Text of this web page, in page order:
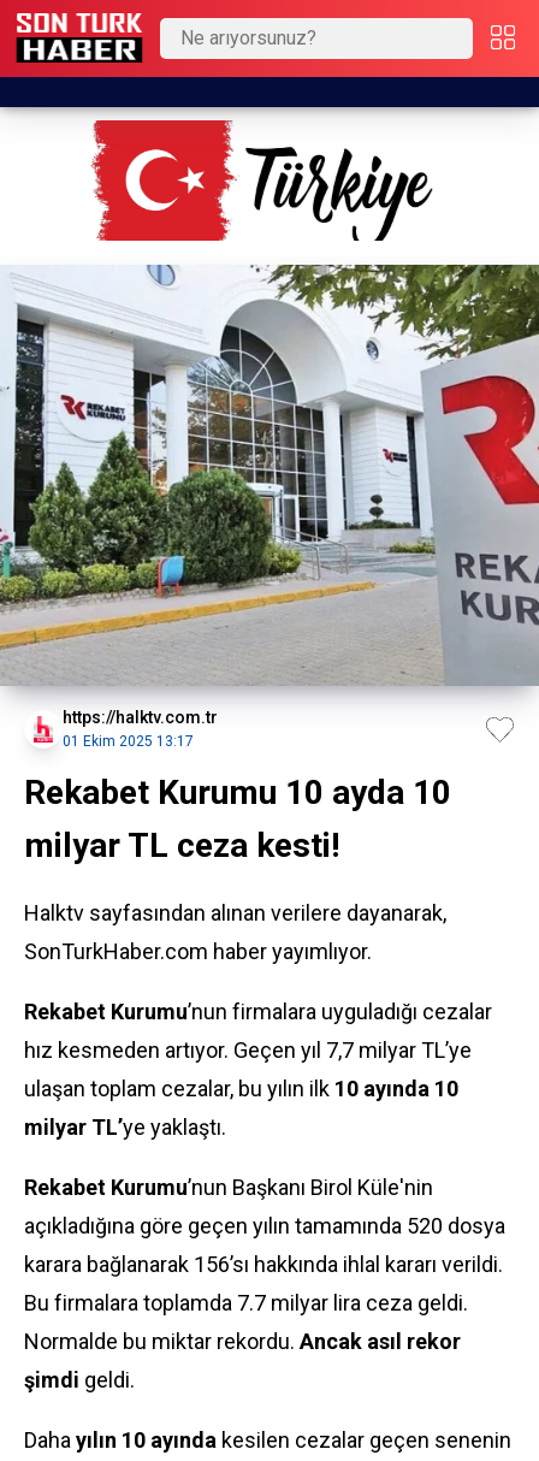
https://halktv.com.tr
01 Ekim 2025 13:17
Rekabet Kurumu 10 ayda 10
milyar TL ceza kesti!
Halktv sayfasından alınan verilere dayanarak,
SonTurkHaber.com haber yayımlıyor.
Rekabet Kurumu’nun firmalara uyguladığı cezalar
hız kesmeden artıyor. Geçen yıl 7,7 milyar TL’ye
ulaşan toplam cezalar, bu yılın ilk 10 ayında 10
milyar TL’ye yaklaştı.
Rekabet Kurumu’nun Başkanı Birol Küle'nin
açıkladığına göre geçen yılın tamamında 520 dosya
karara bağlanarak 156’sı hakkında ihlal kararı verildi.
Bu firmalara toplamda 7.7 milyar lira ceza geldi.
Normalde bu miktar rekordu. Ancak asıl rekor
şimdi geldi.
Daha yılın 10 ayında kesilen cezalar geçen senenin